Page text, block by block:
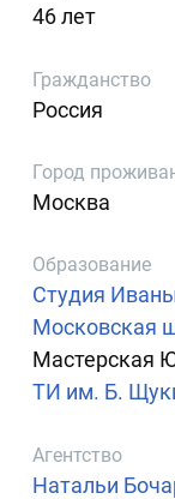
46 лет
Гражданство
Россия
Город
Москва
Образование
Студия
Московская
Мастерская
ТИ им. Б.
Агентство
Натальи